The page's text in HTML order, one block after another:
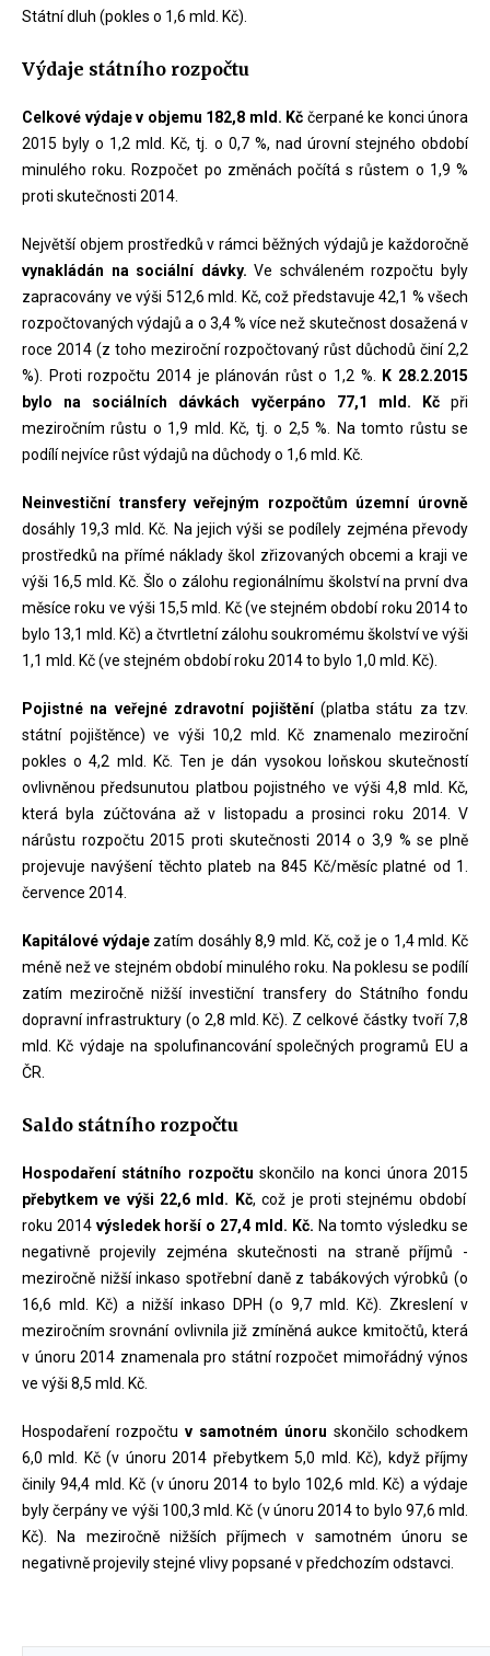
Státní dluh (pokles o 1,6 mld. Kč).
Výdaje státního rozpočtu
Celkové výdaje v objemu 182,8 mld. Kč čerpané ke konci února
2015 byly o 1,2 mld. Kč, tj. o 0,7 %, nad úrovní stejného období
minulého roku. Rozpočet po změnách počítá s růstem o 1,9 %
proti skutečnosti 2014.
Největší objem prostředků v rámci běžných výdajů je každoročně
vynakládán na sociální dávky. Ve schváleném rozpočtu byly
zapracovány ve výši 512,6 mld. Kč, což představuje 42,1 % všech
rozpočtovaných výdajů a o 3,4 % více než skutečnost dosažená v
roce 2014 (z toho meziroční rozpočtovaný růst důchodů činí 2,2
%). Proti rozpočtu 2014 je plánován růst o 1,2 %. K 28.2.2015
bylo na sociálních dávkách vyčerpáno 77,1 mld. Kčpři
meziročním růstu o 1,9 mld. Kč, tj. o 2,5 %. Na tomto růstu se
podílí nejvíce růst výdajů na důchody o 1,6 mld. Kč.
Neinvestiční transfery veřejným rozpočtům územní úrovně
dosáhly 19,3 mld. Kč. Na jejich výši se podílely zejména převody
prostředků na přímé náklady škol zřizovaných obcemi a kraji ve
výši 16,5 mld. Kč. Šlo o zálohu regionálnímu školství na první dva
měsíce roku ve výši 15,5 mld. Kč (ve stejném období roku 2014 to
bylo 13,1 mld. Kč) a čtvrtletní zálohu soukromému školství ve výši
1,1 mld. Kč (ve stejném období roku 2014 to bylo 1,0 mld. Kč).
Pojistné na veřejné zdravotní pojištění (platba státu za tzv.
státní pojištěnce) ve výši 10,2 mld. Kč znamenalo meziroční
pokles o 4,2 mld. Kč. Ten je dán vysokou loňskou skutečností
ovlivněnou předsunutou platbou pojistného ve výši 4,8 mld. Kč,
která byla zúčtována až v listopadu a prosinci roku 2014. V
nárůstu rozpočtu 2015 proti skutečnosti 2014 o 3,9 % se plně
projevuje navýšení těchto plateb na 845 Kč/měsíc platné od 1.
července 2014.
Kapitálové výdaje zatím dosáhly 8,9 mld. Kč, což je o 1,4 mld. Kč
méně než ve stejném období minulého roku. Na poklesu se podílí
zatím meziročně nižší investiční transfery do Státního fondu
dopravní infrastruktury (o 2,8 mld. Kč). Z celkové částky tvoří 7,8
mld. Kč výdaje na spolufinancování společných programů EU a
ČR.
Saldo státního rozpočtu
Hospodaření státního rozpočtuskončilo na konci února 2015
přebytkem ve výši 22,6 mld. Kč, což je proti stejnému období
roku 2014 výsledek horší o 27,4 mld. Kč. Na tomto výsledku se
negativně projevily zejména skutečnosti na straně příjmů -
meziročně nižší inkaso spotřební daně z tabákových výrobků (o
16,6 mld. Kč) a nižší inkaso DPH (o 9,7 mld. Kč). Zkreslení v
meziročním srovnání ovlivnila již zmíněná aukce kmitočtů, která
v únoru 2014 znamenala pro státní rozpočet mimořádný výnos
ve výši 8,5 mld. Kč.
Hospodaření rozpočtu v samotném únoru skončilo schodkem
6,0 mld. Kč (v únoru 2014 přebytkem 5,0 mld. Kč), když příjmy
činily 94,4 mld. Kč (v únoru 2014 to bylo 102,6 mld. Kč) a výdaje
byly čerpány ve výši 100,3 mld. Kč (v únoru 2014 to bylo 97,6 mld.
Kč). Na meziročně nižších příjmech v samotném únoru se
negativně projevily stejné vlivy popsané v předchozím odstavci.